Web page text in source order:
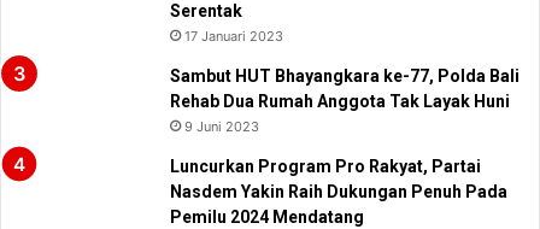
Serentak
17 Januari 2023
Sambut HUT Bhayangkara ke-77, Polda Bali
Rehab Dua Rumah Anggota Tak Layak Huni
9 Juni 2023
Luncurkan Program Pro Rakyat, Partai
Nasdem Yakin Raih Dukungan Penuh Pada
Pemilu 2024 Mendatang